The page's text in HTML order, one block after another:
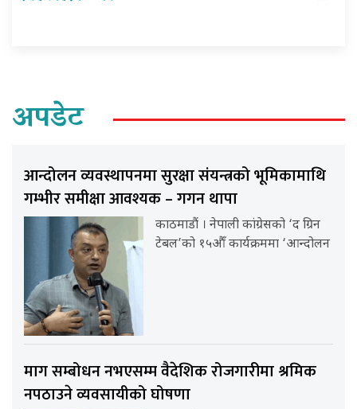
अपडेट
आन्दोलन व्यवस्थापनमा सुरक्षा संयन्त्रको भूमिकामाथि
गम्भीर समीक्षा आवश्यक – गगन थापा
काठमाडौं । नेपाली कांग्रेसको ‘द ग्रिन
टेबल’को १५औँ कार्यक्रममा ‘आन्दोलन
माग सम्बोधन नभएसम्म वैदेशिक रोजगारीमा श्रमिक
नपठाउने व्यवसायीको घोषणा